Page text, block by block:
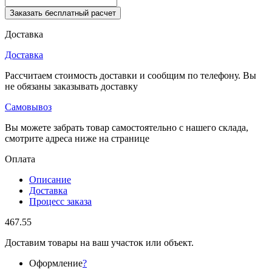
Заказать бесплатный расчет
Доставка
Доставка
Рассчитаем стоимость доставки и сообщим по телефону. Вы
не обязаны заказывать доставку
Самовывоз
Вы можете забрать товар самостоятельно с нашего склада,
смотрите адреса ниже на странице
Оплата
Описание
Доставка
Процесс заказа
467.55
Доставим товары на ваш участок или объект.
Оформление?